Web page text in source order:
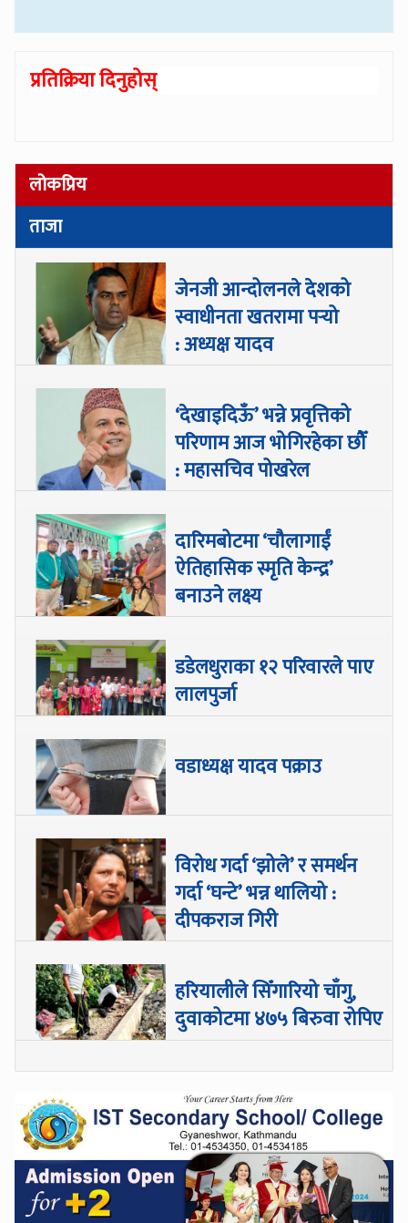
प्रतिक्रिया दिनुहोस्
लोकप्रिय
ताजा
जेनजी आन्दोलनले देशको
स्वाधीनता खतरामा पर्‍यो
: अध्यक्ष यादव
‘देखाइदिऊँ’ भन्ने प्रवृत्तिको
परिणाम आज भोगिरहेका छौँ
: महासचिव पोखरेल
दारिमबोटमा ‘चौलागाईं
ऐतिहासिक स्मृति केन्द्र’
बनाउने लक्ष्य
डडेलधुराका १२ परिवारले पाए
लालपुर्जा
वडाध्यक्ष यादव पक्राउ
विरोध गर्दा ‘झोले’ र समर्थन
गर्दा ‘घन्टे’ भन्न थालियो :
दीपकराज गिरी
हरियालीले सिँगारियो चाँगु,
दुवाकोटमा ४७५ बिरुवा रोपिए